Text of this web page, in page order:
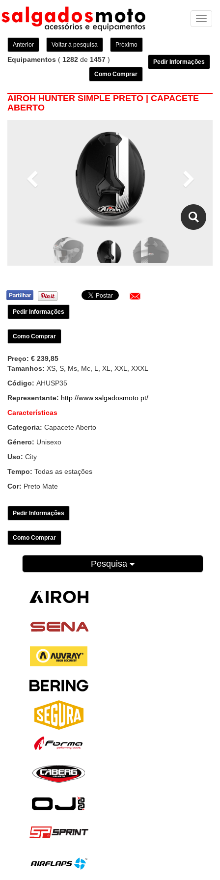
Anterior Voltar à pesquisa Próximo
Equipamentos ( 1282 de 1457 )
Pedir Informações
Como Comprar
AIROH HUNTER SIMPLE PRETO | CAPACETE
ABERTO
Pedir Informações
Como Comprar
Preço: € 239,85
Tamanhos: XS, S, Ms, Mc, L, XL, XXL, XXXL
Código: AHUSP35
Representante: http://www.salgadosmoto.pt/
Características
Categoria: Capacete Aberto
Género: Unisexo
Uso: City
Tempo: Todas as estações
Cor: Preto Mate
Pedir Informações
Como Comprar
Pesquisa